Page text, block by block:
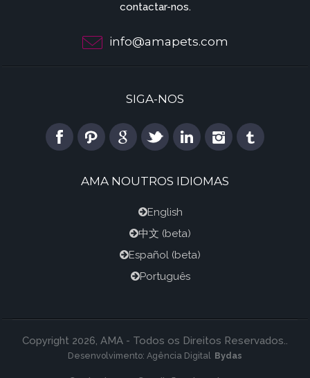
contactar-nos.
info@amapets.com
SIGA-NOS
AMA NOUTROS IDIOMAS
English
中文 (beta)
Español (beta)
Português
Copyright 2026, AMA - Todos os Direitos Reservados..
Desenvolvimento: Agência Digital Bydas